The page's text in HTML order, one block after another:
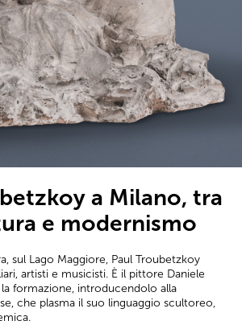
a Milano, tra
e modernismo
sul Lago Maggiore, Paul Troubetzkoy
artisti e musicisti. È il pittore Daniele
la formazione, introducendolo alla
che plasma il suo linguaggio scultoreo,